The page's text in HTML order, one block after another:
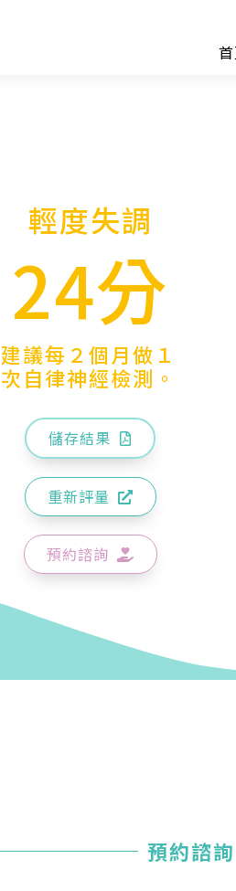
輕度失調
24分
建議每２個月做１
次自律神經檢測。
儲存結果
重新評量
預約諮詢
預約諮詢
您好，您的會員申請，已成功送出